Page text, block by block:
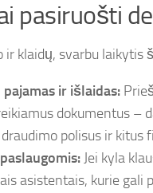
pasiruošti
klaidų, svarbu laikytis
ir išlaidas:
dokumentus –
polisus ir kitus
Jei kyla
asistentais, kurie gali